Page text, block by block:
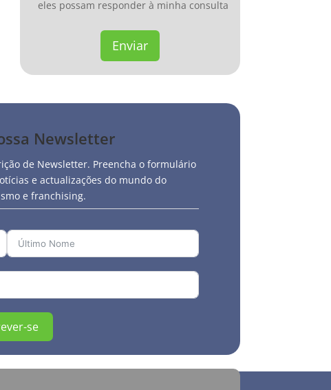
eles possam responder à minha consulta
Enviar
Newsletter
de Newsletter. Preencha o formulário
e actualizações do mundo do
e franchising.
se